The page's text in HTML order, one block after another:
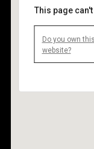
Studio de
8 Rue de
This page
Do you own this
website?